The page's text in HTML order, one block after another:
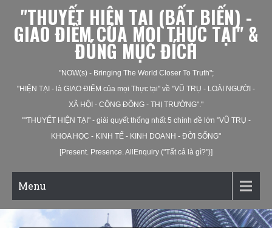
"THUYẾT HIỆN TẠI (BẤT BIẾN) -
GIAO ĐIỂM CỦA MỌI THỰC TẠI" &
ĐÚNG MỤC ĐÍCH
"NOW(s) - Bringing The World Closer To Truth";
"HIỆN TẠI - là GIAO ĐIỂM của mọi Thực tại" về "VŨ TRỤ - LOÀI NGƯỜI -
XÃ HỘI - CỘNG ĐỒNG - THỊ TRƯỜNG"."
""THUYẾT HIỆN TẠI" - giải quyết thống nhất 5 chính đề lớn "VŨ TRỤ -
KHOA HỌC - KINH TẾ - KINH DOANH - ĐỜI SỐNG"
[Present. Presence. AllEnquiry ("Tất cả là gì?")]
Menu